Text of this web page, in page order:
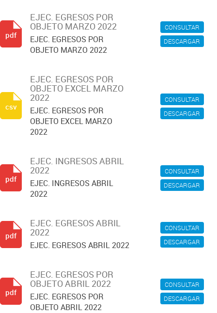
CONSULTAR
DESCARGAR
EJEC. EGRESOS POR
OBJETO MARZO 2022
EJEC. EGRESOS POR
OBJETO MARZO 2022
pdf
CONSULTAR
DESCARGAR
EJEC. EGRESOS POR
OBJETO EXCEL MARZO
2022
EJEC. EGRESOS POR
OBJETO EXCEL MARZO
2022
csv
CONSULTAR
DESCARGAR
EJEC. INGRESOS ABRIL
2022
EJEC. INGRESOS ABRIL
2022
pdf
CONSULTAR
DESCARGAR
EJEC. EGRESOS ABRIL
2022
EJEC. EGRESOS ABRIL 2022
pdf
CONSULTAR
DESCARGAR
EJEC. EGRESOS POR
OBJETO ABRIL 2022
EJEC. EGRESOS POR
OBJETO ABRIL 2022
pdf